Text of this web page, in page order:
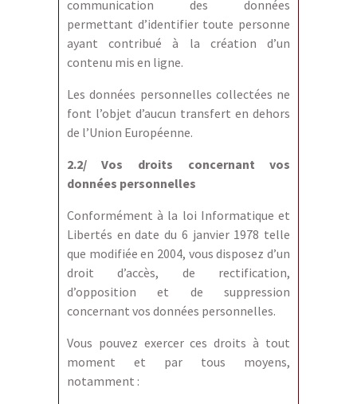
communication des données
permettant d’identifier toute personne
ayant contribué à la création d’un
contenu mis en ligne.
Les données personnelles collectées ne
font l’objet d’aucun transfert en dehors
de l’Union Européenne.
2.2/ Vos droits concernant vos
données personnelles
Conformément à la loi Informatique et
Libertés en date du 6 janvier 1978 telle
que modifiée en 2004, vous disposez d’un
droit d’accès, de rectification,
d’opposition et de suppression
concernant vos données personnelles.
Vous pouvez exercer ces droits à tout
moment et par tous moyens,
notamment :